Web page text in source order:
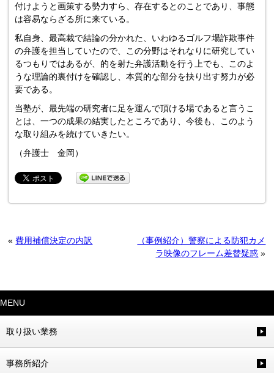
付けようと画策する勢力すら、存在するとのことであり、事態
は容易ならざる所に来ている。
私自身、最高裁で結論の分かれた、いわゆるゴルフ場詐欺事件
の弁護を担当していたので、この分野はそれなりに研究してい
るつもりではあるが、的を射た弁護活動を行う上でも、このよ
うな理論的裏付けを確認し、本質的な部分を抉り出す努力が必
要である。
当塾が、最先端の研究者に足を運んで頂ける場であると言うこ
とは、一つの成果の結実したところであり、今後も、このよう
な取り組みを続けていきたい。
（弁護士 金岡）
«費用補償決定の内訳
（事例紹介）警察による防犯カメ
ラ映像のフレーム差替疑惑 »
MENU
取り扱い業務
事務所紹介